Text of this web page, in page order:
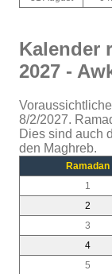
Kalender
2027 -
8/2/2027.
Dies sind auch
den Maghreb.
Ramadan
1
2
3
4
5